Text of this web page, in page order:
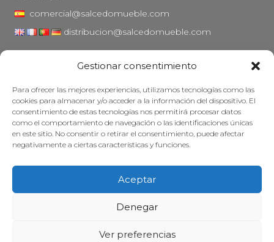
Gestionar consentimiento
Para ofrecer las mejores experiencias, utilizamos tecnologías como las
cookies para almacenar y/o acceder a la información del dispositivo. El
consentimiento de estas tecnologías nos permitirá procesar datos
como el comportamiento de navegación o las identificaciones únicas
en este sitio. No consentir o retirar el consentimiento, puede afectar
negativamente a ciertas características y funciones.
Aceptar
Denegar
Ver preferencias
comercial@salcedomueble.com
distribucion@salcedomueble.com
Aviso legal
Política de privacidad
Política de cookies
Mantener su mueble
Subvenciones
Web desarrollada, posicionada y mantenida con mucha cafeína por